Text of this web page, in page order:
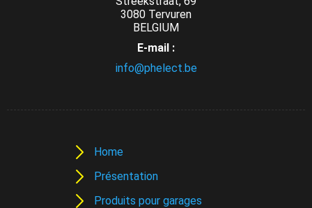
3080 Tervuren
BELGIUM
E-mail :
info@phelect.be
Home
Présentation
Produits pour garages